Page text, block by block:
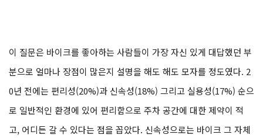
이 질문은 바이크를 좋아하는 사람들이 가장 자신 있게 대답했던 부
분으로 얼마나 장점이 많은지 설명을 해도 해도 모자를 정도였다. 2
0년 전에는 편리성(20%)과 신속성(18%) 그리고 실용성(17%) 순으
로 일반적인 환경에 있어 편리함으로 주차 공간에 대한 제약이 적
고, 어디든 갈 수 있다는 점을 꼽았다. 신속성으로는 바이크 그 자체